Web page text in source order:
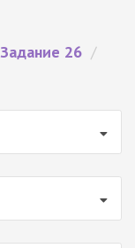
Задание 26 /